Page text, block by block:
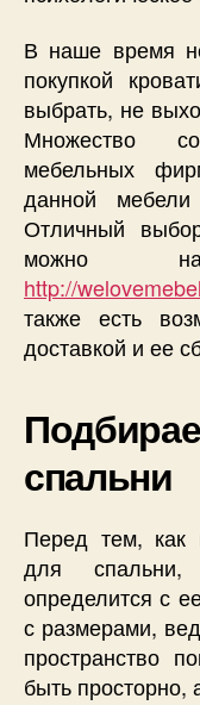
В наше время
покупкой
выбрать, не
Множество
мебельных
данной
Отличный
можно
http://
также есть
доставкой и ее
спальни
Перед тем, как
для
определится с
с размерами,
пространство
быть просторно,